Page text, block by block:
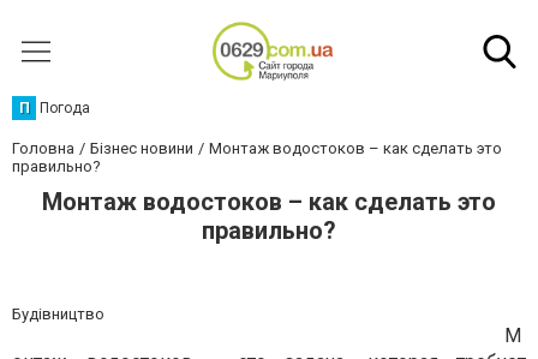
П Погода
Головна Бізнес новини
Монтаж водостоков – как сделать это
правильно?
Монтаж водостоков – как сделать это
правильно?
Будівництво
М